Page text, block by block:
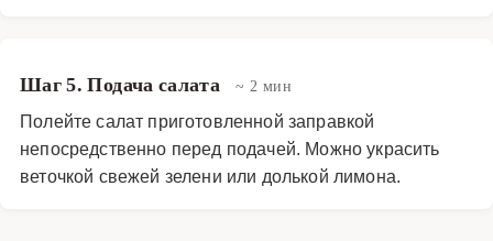
Шаг 5. Подача салата ~ 2 мин
Полейте салат приготовленной заправкой
непосредственно перед подачей. Можно украсить
веточкой свежей зелени или долькой лимона.